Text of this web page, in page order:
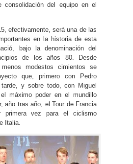
del equipo en el
efectivamente, será una de las
en la historia de esta
bajo la denominación del
de los años 80. Desde
modestos cimientos se
que, primero con Pedro
y sobre todo, con Miguel
el máximo poder en el mundillo
año tras año, el Tour de Francia
primera vez para el ciclismo
Italia.